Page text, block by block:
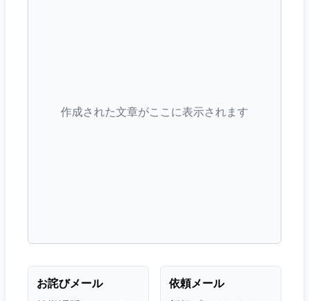
作成された文章がここに表示されます
お詫びメール
依頼メール